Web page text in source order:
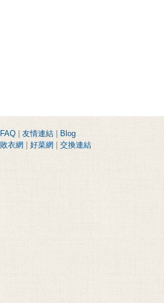
FAQ 友情連結
Blog
敗衣網 好菜網 交換連結